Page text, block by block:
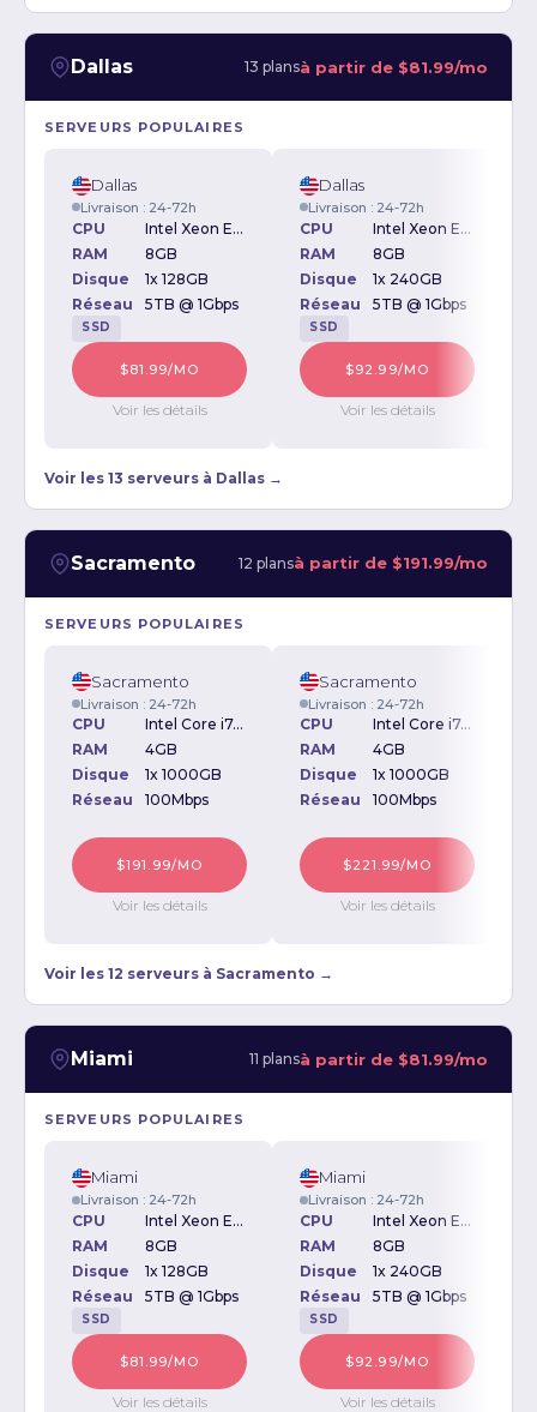
Dallas 13 plansà partir de $81.99/mo
SERVEURS POPULAIRES
Dallas
Livraison : 24-72h
CPU
Intel Xeon E3-1230v2 3.30GHz
RAM
8GB
Disque
1x 128GB
Réseau
5TB @ 1Gbps
SSD
$81.99/MO
Voir les détails
Dallas
Livraison : 24-72h
CPU
Intel Xeon E-2234 3.6GHz
RAM
8GB
Disque
1x 240GB
Réseau
5TB @ 1Gbps
SSD
$92.99/MO
Voir les détails
Voir les 13 serveurs à Dallas →
Sacramento 12 plansà partir de $191.99/mo
SERVEURS POPULAIRES
Sacramento
Livraison : 24-72h
CPU
Intel Core i7-870 2.93GHz
RAM
4GB
Disque
1x 1000GB
Réseau
100Mbps
$191.99/MO
Voir les détails
Sacramento
Livraison : 24-72h
CPU
Intel Core i7-2600K 3.40GHz
RAM
4GB
Disque
1x 1000GB
Réseau
100Mbps
$221.99/MO
Voir les détails
Voir les 12 serveurs à Sacramento →
Miami 11 plansà partir de $81.99/mo
SERVEURS POPULAIRES
Miami
Livraison : 24-72h
CPU
Intel Xeon E3-1230v2 3.30GHz
RAM
8GB
Disque
1x 128GB
Réseau
5TB @ 1Gbps
SSD
$81.99/MO
Voir les détails
Miami
Livraison : 24-72h
CPU
Intel Xeon E-2234 3.6GHz
RAM
8GB
Disque
1x 240GB
Réseau
5TB @ 1Gbps
SSD
$92.99/MO
Voir les détails